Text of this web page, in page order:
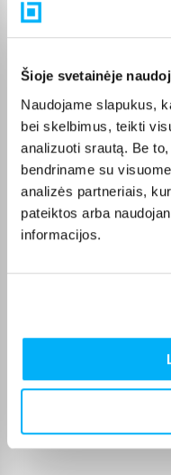
Šioje svetainėje
Naudojame slapukus,
bei skelbimus, teikti
analizuoti srautą. Be
bendriname su
analizės partneriais,
pateiktos arba
informacijos.
Pirkėjų
Julija R.
Patvirtintas pirkėjas
Puikus televizorius,
Sergej G.
Patvirtintas pirkėjas
.
Oleg B.
Prekė gauta laiku, veikia kaip